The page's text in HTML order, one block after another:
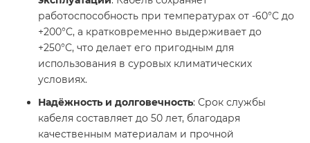
работоспособность при температурах от -60°С до
+200°С, а кратковременно выдерживает до
+250°С, что делает его пригодным для
использования в суровых климатических
условиях.
Надёжность и долговечность: Срок службы
кабеля составляет до 50 лет, благодаря
качественным материалам и прочной